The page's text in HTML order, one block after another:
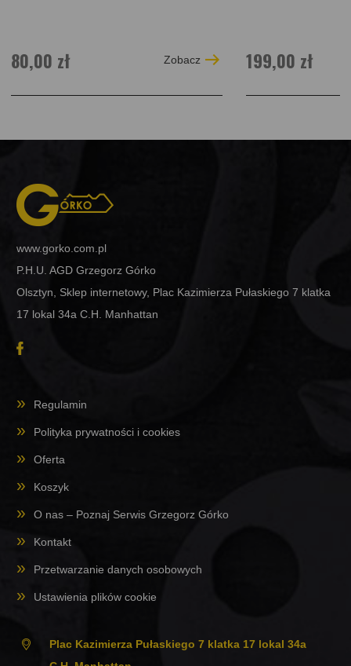
80,00 zł Zobacz 199,00 zł
www.gorko.com.pl
P.H.U. AGD Grzegorz Górko
Olsztyn, Sklep internetowy, Plac Kazimierza Pułaskiego 7 klatka
17 lokal 34a C.H. Manhattan
Regulamin
Polityka prywatności i cookies
Oferta
Koszyk
O nas – Poznaj Serwis Grzegorz Górko
Kontakt
Przetwarzanie danych osobowych
Ustawienia plików cookie
Plac Kazimierza Pułaskiego 7 klatka 17 lokal 34a